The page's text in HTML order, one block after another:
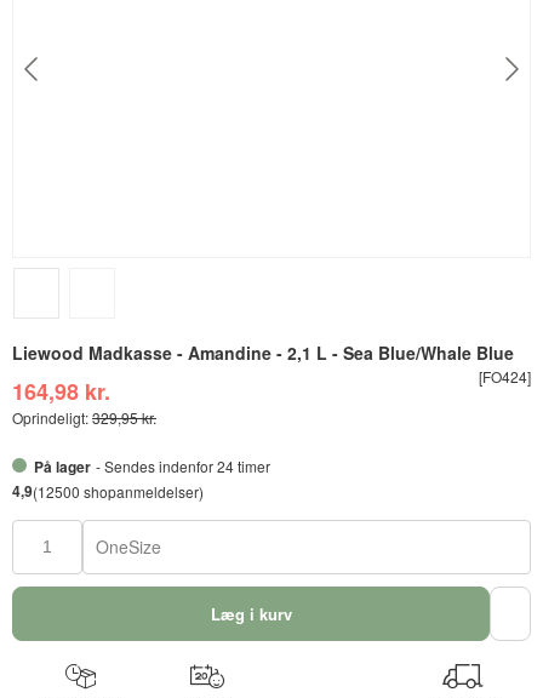
Liewood Madkasse - Amandine - 2,1 L - Sea Blue/Whale Blue
[FO424]
164,98 kr.
Oprindeligt:329,95 kr.
På lager - Sendes indenfor 24 timer
4,9(12500 shopanmeldelser)
OneSize
Læg i kurv